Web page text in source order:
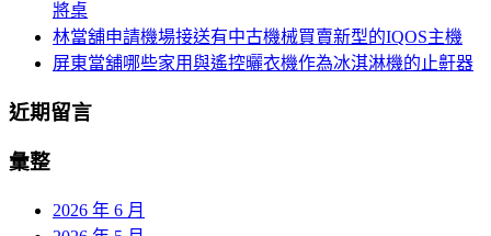
將桌
林當舖申請機場接送有中古機械買賣新型的IQOS主機
屏東當舖哪些家用與遙控曬衣機作為冰淇淋機的止鼾器
近期留言
彙整
2026 年 6 月